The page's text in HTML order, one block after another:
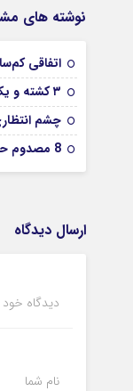
نوشته های
اتفاقی کم‌سابقه؛ دعوت 8 ایذه ای
۳ کشته و یک مجروح وخیم حاصل تصادف شبانه در ایذه
چشم انتظاری ممبین
8 مصدوم حاصل تصادف در جاده سوسن
ارسال دیدگاه
دیدگاه خود
نام شما